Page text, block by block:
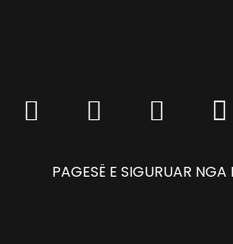
PAGESË E SIGURUAR NGA